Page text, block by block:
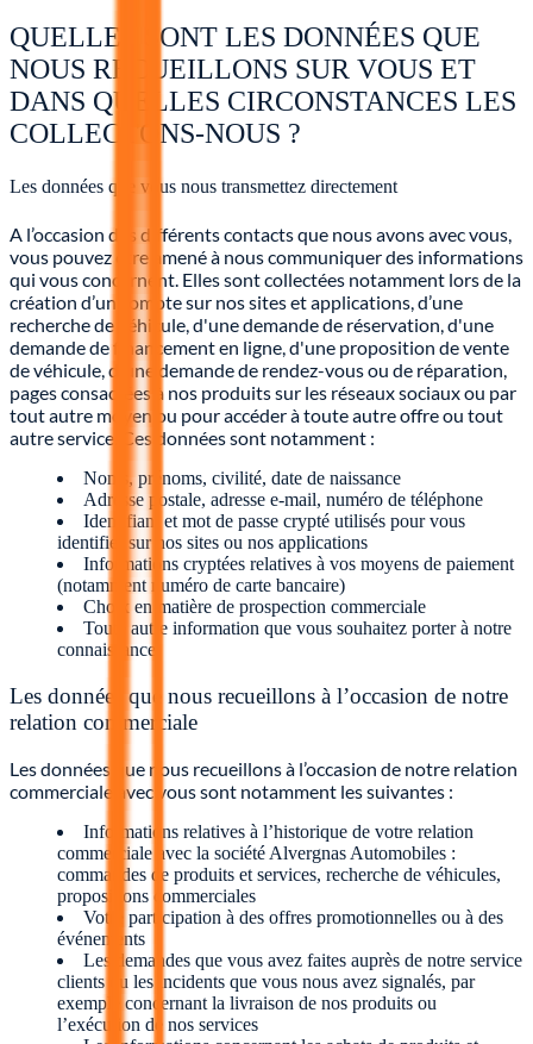
QUELLES SONT LES DONNÉES QUE
NOUS RECUEILLONS SUR VOUS ET
DANS QUELLES CIRCONSTANCES LES
COLLECTONS-NOUS ?
Les données que vous nous transmettez directement
A l’occasion des différents contacts que nous avons avec vous,
vous pouvez être amené à nous communiquer des informations
qui vous concernent. Elles sont collectées notamment lors de la
création d’un compte sur nos sites et applications, d’une
recherche de véhicule, d'une demande de réservation, d'une
demande de financement en ligne, d'une proposition de vente
de véhicule, d'une demande de rendez-vous ou de réparation,
pages consacrées à nos produits sur les réseaux sociaux ou par
tout autre moyen ou pour accéder à toute autre offre ou tout
autre service. Ces données sont notamment :
Noms, prénoms, civilité, date de naissance
Adresse postale, adresse e-mail, numéro de téléphone
Identifiant et mot de passe crypté utilisés pour vous
identifier sur nos sites ou nos applications
Informations cryptées relatives à vos moyens de paiement
(notamment numéro de carte bancaire)
Choix en matière de prospection commerciale
Toute autre information que vous souhaitez porter à notre
connaissance.
Les données que nous recueillons à l’occasion de notre
relation commerciale
Les données que nous recueillons à l’occasion de notre relation
commerciale avec vous sont notamment les suivantes :
Informations relatives à l’historique de votre relation
commerciale avec la société Alvergnas Automobiles :
commandes de produits et services, recherche de véhicules,
propositions commerciales
Votre participation à des offres promotionnelles ou à des
événements
Les demandes que vous avez faites auprès de notre service
clients ou les incidents que vous nous avez signalés, par
exemple concernant la livraison de nos produits ou
l’exécution de nos services